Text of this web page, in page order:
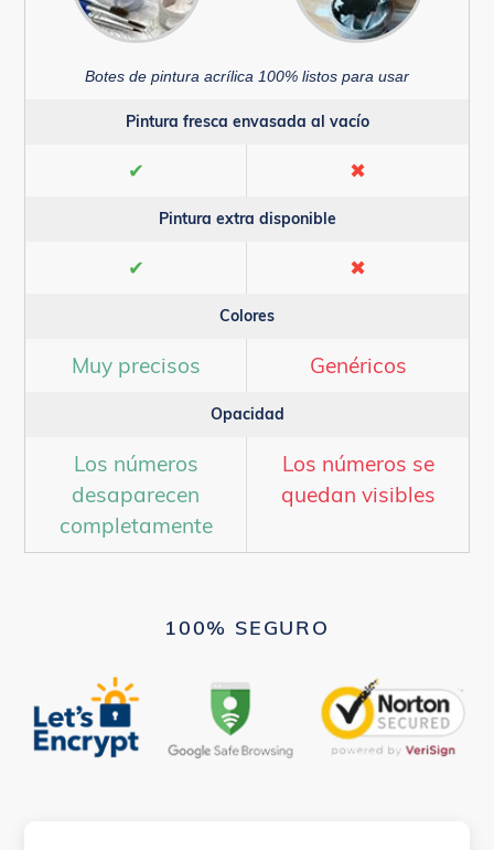
Botes de pintura acrílica 100% listos para usar
Pintura fresca envasada al vacío
✔ ✖
Pintura extra disponible
✔ ✖
Colores
Muy precisos Genéricos
Opacidad
Los números
desaparecen
completamente
Los números se
quedan visibles
100% SEGURO